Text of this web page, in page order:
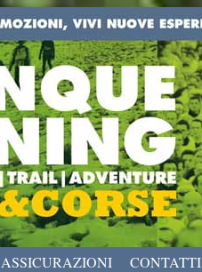
ASSICURAZIONI CONTATTI